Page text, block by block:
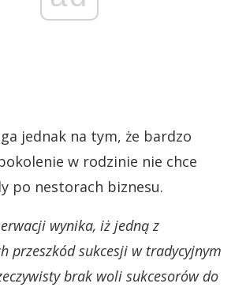
jednak na tym, że bardzo
w rodzinie nie chce
po nestorach biznesu.
wynika, iż jedną z
przeszkód sukcesji w tradycyjnym
brak woli sukcesorów do